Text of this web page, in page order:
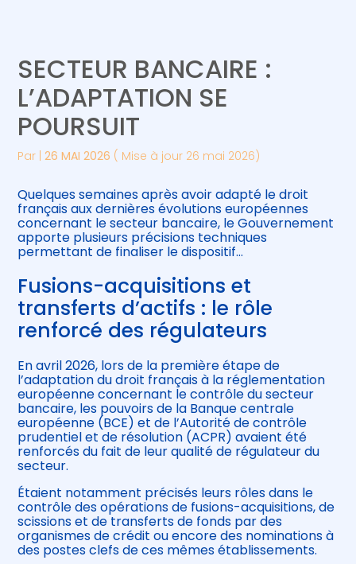
Gérer votre quotidien
Piloter votre entreprise
Développer votre entreprise
Construire votre patrimoine
Être prêt pour la facturation
électronique
Suivre votre comptabilité
Gérer vos ressources humaines
SECTEUR BANCAIRE :
L’ADAPTATION SE
POURSUIT
Par |26 MAI 2026 ( Mise à jour 26 mai 2026)
Quelques semaines après avoir adapté le droit
français aux dernières évolutions européennes
concernant le secteur bancaire, le Gouvernement
apporte plusieurs précisions techniques
permettant de finaliser le dispositif…
Fusions-acquisitions et
transferts d’actifs : le rôle
renforcé des régulateurs
En avril 2026, lors de la première étape de
l’adaptation du droit français à la réglementation
européenne concernant le contrôle du secteur
bancaire, les pouvoirs de la Banque centrale
européenne (BCE) et de l’Autorité de contrôle
prudentiel et de résolution (ACPR) avaient été
renforcés du fait de leur qualité de régulateur du
secteur.
Étaient notamment précisés leurs rôles dans le
contrôle des opérations de fusions-acquisitions, de
scissions et de transferts de fonds par des
organismes de crédit ou encore des nominations à
des postes clefs de ces mêmes établissements.